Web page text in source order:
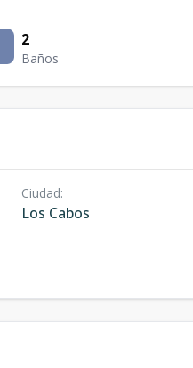
2
Baños
Ciudad:
Los Cabos